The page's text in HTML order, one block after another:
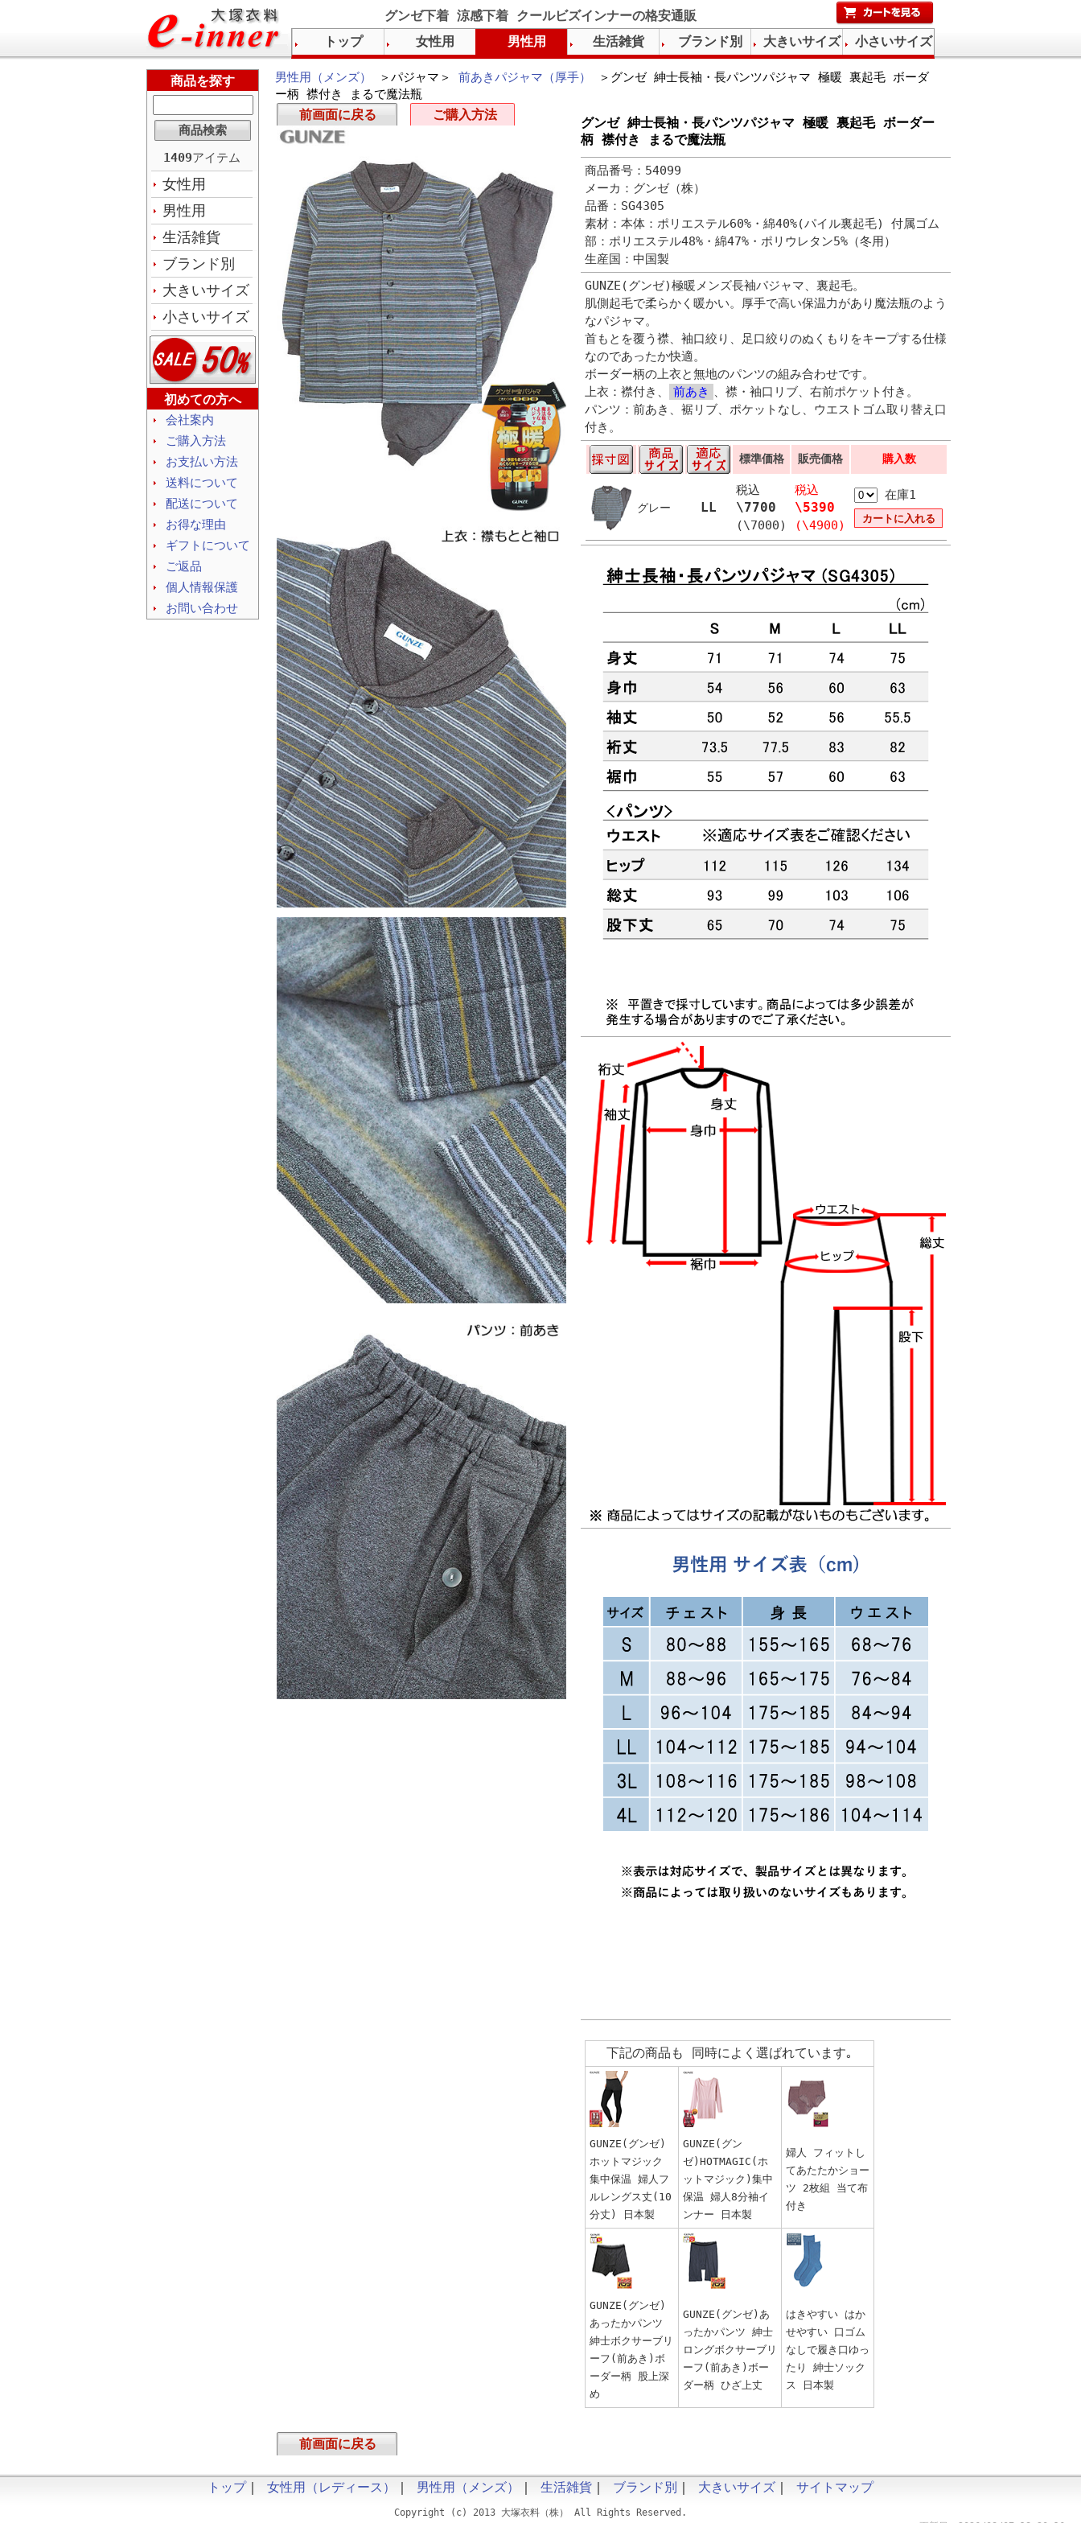
グンゼ下着 涼感下着 クールビズインナーの格安通販
男性用（メンズ） ＞パジャマ＞ 前あきパジャマ（厚手）
＞グンゼ 紳士長袖・長パンツパジャマ 極暖 裏起毛 ボーダ
ー柄 襟付き まるで魔法瓶
グンゼ 紳士長袖・長パンツパジャマ 極暖 裏起毛 ボーダー
柄 襟付き まるで魔法瓶
商品番号：54099
メーカ：グンゼ（株）
品番：SG4305
素材：本体：ポリエステル60%・綿40%(パイル裏起毛) 付属ゴム
部：ポリエステル48%・綿47%・ポリウレタン5%（冬用）
生産国：中国製
GUNZE(グンゼ)極暖メンズ長袖パジャマ、裏起毛。
肌側起毛で柔らかく暖かい。厚手で高い保温力があり魔法瓶のよう
なパジャマ。
首もとを覆う襟、袖口絞り、足口絞りのぬくもりをキープする仕様
なのであったか快適。
ボーダー柄の上衣と無地のパンツの組み合わせです。
上衣：襟付き、
前あき 、襟・袖口リブ、右前ポケット付き。
パンツ：前あき、裾リブ、ポケットなし、ウエストゴム取り替え口
付き。
標準価格 販売価格 購入数
グレー LL
税込
\7700
(\7000)
税込
\5390
(\4900)
在庫1
下記の商品も 同時によく選ばれています｡
GUNZE(グンゼ)
ホットマジック
集中保温 婦人フ
ルレングス丈(10
分丈) 日本製
GUNZE(グン
ゼ)HOTMAGIC(ホ
ットマジック)集中
保温 婦人8分袖イ
ンナー 日本製
婦人 フィットし
てあたたかショー
ツ 2枚組 当て布
付き
GUNZE(グンゼ)
あったかパンツ
紳士ボクサーブリ
ーフ(前あき)ボ
ーダー柄 股上深
め
GUNZE(グンゼ)あ
ったかパンツ 紳士
ロングボクサーブリ
ーフ(前あき)ボー
ダー柄 ひざ上丈
はきやすい はか
せやすい 口ゴム
なしで履き口ゆっ
たり 紳士ソック
ス 日本製
前画面に戻る ご購入方法
前画面に戻る
商品を探す
1409アイテム
女性用
男性用
生活雑貨
ブランド別
大きいサイズ
小さいサイズ
初めての方へ
会社案内
ご購入方法
お支払い方法
送料について
配送について
お得な理由
ギフトについて
ご返品
個人情報保護
お問い合わせ
トップ 女性用 男性用 生活雑貨 ブランド別 大きいサイズ 小さいサイズ
トップ｜ 女性用（レディース） ｜ 男性用（メンズ） ｜ 生活雑貨 ｜ ブランド別 ｜ 大きいサイズ ｜ サイトマップ
Copyright (c) 2013 大塚衣料（株） All Rights Reserved.